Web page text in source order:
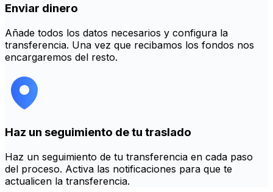
Enviar dinero
Añade todos los datos necesarios y configura la
transferencia. Una vez que recibamos los fondos nos
encargaremos del resto.
Haz un seguimiento de tu traslado
Haz un seguimiento de tu transferencia en cada paso
del proceso. Activa las notificaciones para que te
actualicen la transferencia.